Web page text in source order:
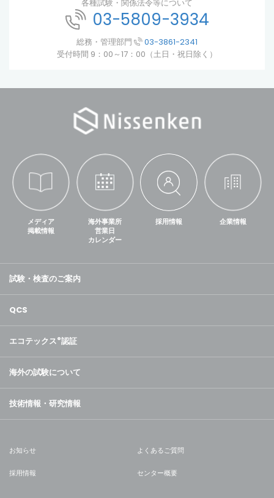
各種試験・関係法令等について
03-5809-3934
総務・管理部門
03-3861-2341
受付時間 9：00～17：00（土日・祝日除く）
メディア
掲載情報
海外事業所
営業日
カレンダー
採用情報 企業情報
試験・検査のご案内
QCS
エコテックス®認証
海外の試験について
技術情報・研究情報
お知らせ よくあるご質問
採用情報 センター概要